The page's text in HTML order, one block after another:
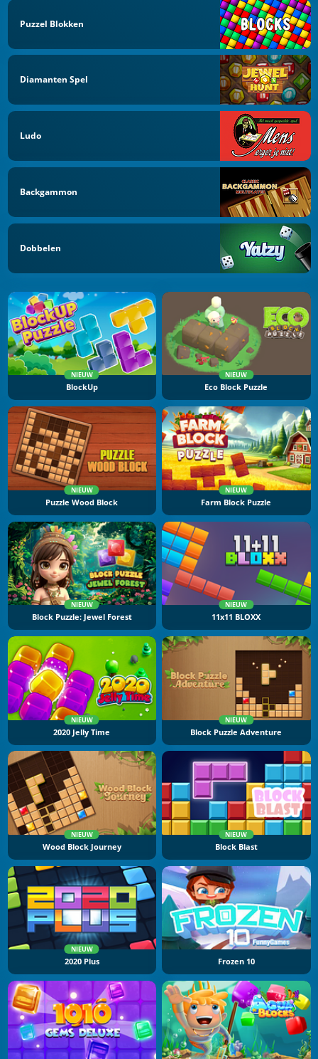
Puzzel Blokken
Diamanten Spel
Ludo
Backgammon
Dobbelen
NIEUW
BlockUp
NIEUW
Eco Block Puzzle
NIEUW
Puzzle Wood Block
NIEUW
Farm Block Puzzle
NIEUW
Block Puzzle: Jewel Forest
NIEUW
11x11 BLOXX
NIEUW
2020 Jelly Time
NIEUW
Block Puzzle Adventure
NIEUW
Wood Block Journey
NIEUW
Block Blast
NIEUW
2020 Plus Frozen 10